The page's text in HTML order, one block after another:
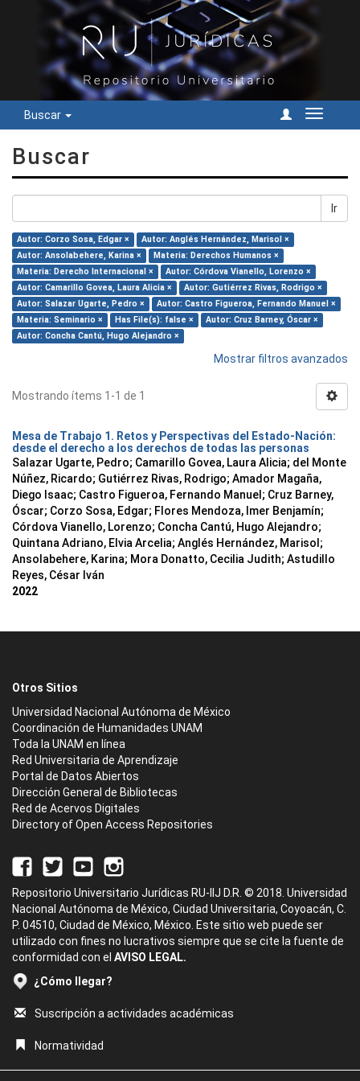
Buscar
Cambiar
Buscar
Ir
Autor: Corzo Sosa, Edgar ×
Autor: Anglés Hernández, Marisol ×
Autor: Ansolabehere, Karina ×
Materia: Derechos Humanos ×
Materia: Derecho Internacional ×
Autor: Córdova Vianello, Lorenzo ×
Autor: Camarillo Govea, Laura Alicia ×
Autor: Gutiérrez Rivas, Rodrigo ×
Autor: Salazar Ugarte, Pedro ×
Autor: Castro Figueroa, Fernando Manuel ×
Materia: Seminario ×
Has File(s): false ×
Autor: Cruz Barney, Óscar ×
Autor: Concha Cantú, Hugo Alejandro ×
Mostrar filtros avanzados
Mostrando ítems 1-1 de 1
Mesa de Trabajo 1. Retos y Perspectivas del Estado-Nación:
desde el derecho a los derechos de todas las personas
Salazar Ugarte, Pedro; Camarillo Govea, Laura Alicia; del Monte
Núñez, Ricardo; Gutiérrez Rivas, Rodrigo; Amador Magaña,
Diego Isaac; Castro Figueroa, Fernando Manuel ; Cruz Barney,
Óscar; Corzo Sosa, Edgar; Flores Mendoza, Imer Benjamín;
Córdova Vianello, Lorenzo; Concha Cantú, Hugo Alejandro;
Quintana Adriano, Elvia Arcelia; Anglés Hernández, Marisol ;
Ansolabehere, Karina; Mora Donatto, Cecilia Judith; Astudillo
Reyes, César Iván
2022
Otros Sitios
Universidad Nacional Autónoma de México
Coordinación de Humanidades UNAM
Toda la UNAM en línea
Red Universitaria de Aprendizaje
Portal de Datos Abiertos
Dirección General de Bibliotecas
Red de Acervos Digitales
Directory of Open Access Repositories
Repositorio Universitario Jurídicas RU-IIJ D.R. © 2018. Universidad
Nacional Autónoma de México, Ciudad Universitaria, Coyoacán, C.
P. 04510, Ciudad de México, México. Este sitio web puede ser
utilizado con fines no lucrativos siempre que se cite la fuente de
conformidad con el AVISO LEGAL.
¿Cómo llegar?
Suscripción a actividades académicas
Normatividad